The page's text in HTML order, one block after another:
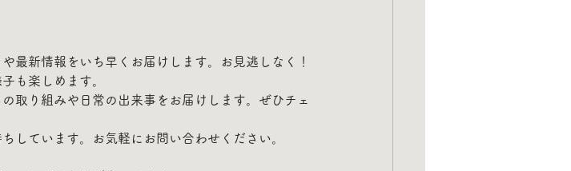
最新情報をいち早くお届けします。お見逃しなく！
も楽しめます。
取り組みや日常の出来事をお届けします。ぜひチェ
しています。お気軽にお問い合わせください。